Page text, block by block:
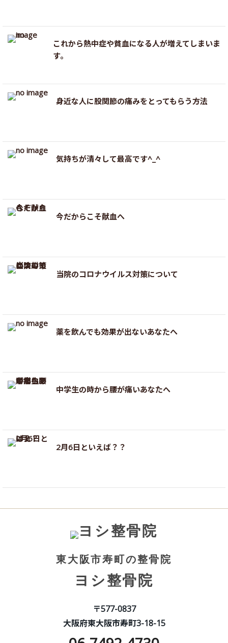
これから熱中症や貧血になる人が増えてしまいま
す。
身近な人に股関節の痛みをとってもらう方法
気持ちが清々して最高です^_^
今だからこそ献血へ
当院のコロナウイルス対策について
薬を飲んでも効果が出ないあなたへ
中学生の時から腰が痛いあなたへ
2月6日といえば？？
東大阪市寿町の整骨院
ヨシ整骨院
〒577-0837
大阪府東大阪市寿町3-18-15